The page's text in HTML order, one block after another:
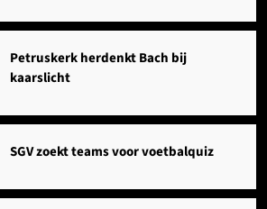
Petruskerk herdenkt Bach bij
kaarslicht
SGV zoekt teams voor voetbalquiz